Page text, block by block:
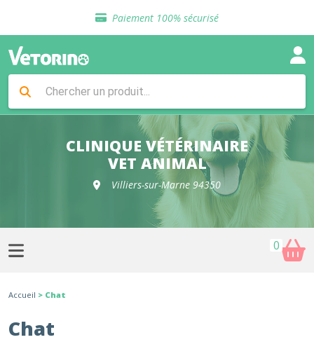
Paiement 100% sécurisé
Livraison gratuite en clinique vétérinaire
Sélection de croquettes vétérinaire
Livraison gratuite en clinique vétérinaire
Retour gratuit en clinique
Sélection de croquettes vétérinaire
CLINIQUE VÉTÉRINAIRE
VET ANIMAL
Villiers-sur-Marne 94350
0
Accueil > Chat
Chat